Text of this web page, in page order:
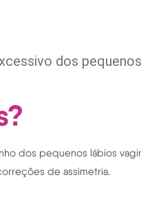
dos
dos pequenos lábios
de assimetria.